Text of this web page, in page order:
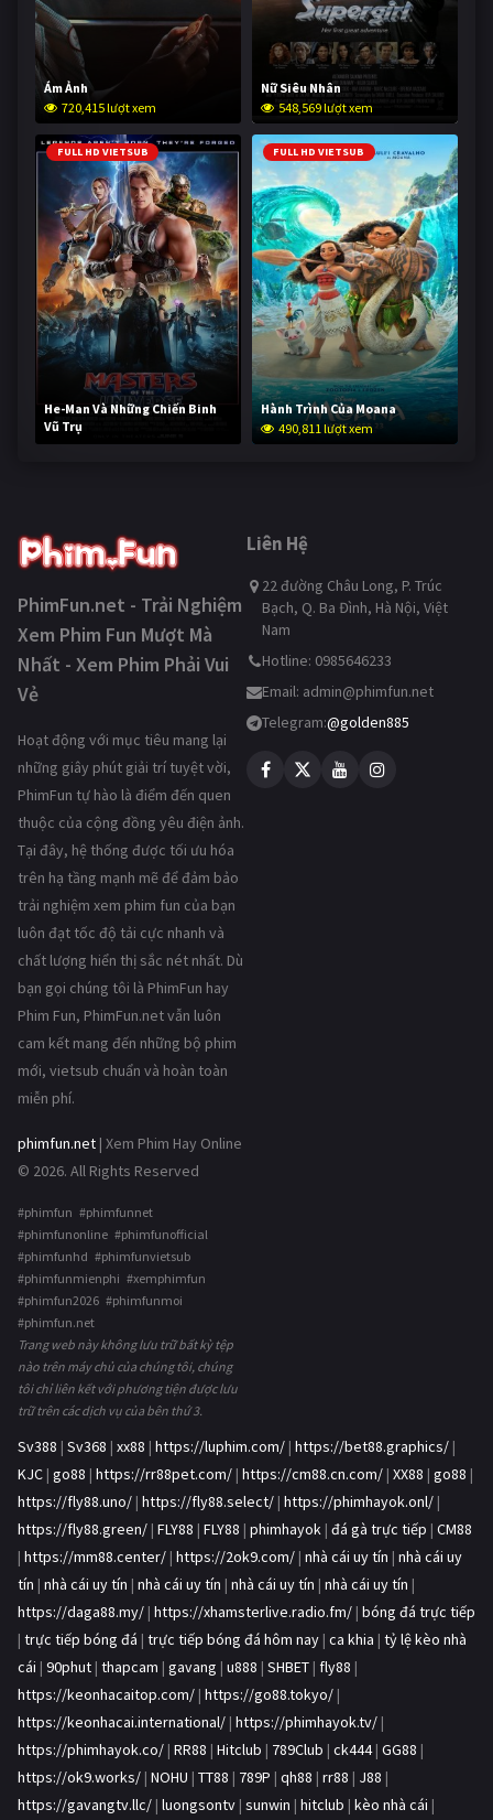
Ám Ảnh
720,415 lượt xem
Nữ Siêu Nhân
548,569 lượt xem
FULL HD VIETSUB
He-Man Và Những Chiến Binh
Vũ Trụ
239,552 lượt xem
FULL HD VIETSUB
Hành Trình Của Moana
490,811 lượt xem
PhimFun.net - Trải Nghiệm
Xem Phim Fun Mượt Mà
Nhất - Xem Phim Phải Vui
Vẻ
Hoạt động với mục tiêu mang lại
những giây phút giải trí tuyệt vời,
PhimFun tự hào là điểm đến quen
thuộc của cộng đồng yêu điện ảnh.
Tại đây, hệ thống được tối ưu hóa
trên hạ tầng mạnh mẽ để đảm bảo
trải nghiệm xem phim fun của bạn
luôn đạt tốc độ tải cực nhanh và
chất lượng hiển thị sắc nét nhất. Dù
bạn gọi chúng tôi là PhimFun hay
Phim Fun, PhimFun.net vẫn luôn
cam kết mang đến những bộ phim
mới, vietsub chuẩn và hoàn toàn
miễn phí.
phimfun.net | Xem Phim Hay Online
© 2026. All Rights Reserved
#phimfun #phimfunnet
#phimfunonline #phimfunofficial
#phimfunhd #phimfunvietsub
#phimfunmienphi #xemphimfun
#phimfun2026 #phimfunmoi
#phimfun.net
Trang web này không lưu trữ bất kỳ tệp
nào trên máy chủ của chúng tôi, chúng
tôi chỉ liên kết với phương tiện được lưu
trữ trên các dịch vụ của bên thứ 3.
Liên Hệ
22 đường Châu Long, P. Trúc
Bạch, Q. Ba Đình, Hà Nội, Việt
Nam
Hotline: 0985646233
Email: admin@phimfun.net
Telegram:@golden885
Sv388 | Sv368 | xx88 | https://luphim.com/ | https://bet88.graphics/ |
KJC | go88 | https://rr88pet.com/ | https://cm88.cn.com/ | XX88 | go88 |
https://fly88.uno/ | https://fly88.select/ | https://phimhayok.onl/ |
https://fly88.green/ | FLY88 | FLY88 | phimhayok | đá gà trực tiếp | CM88
| https://mm88.center/ | https://2ok9.com/ | nhà cái uy tín | nhà cái uy
tín | nhà cái uy tín | nhà cái uy tín | nhà cái uy tín | nhà cái uy tín |
https://daga88.my/ | https://xhamsterlive.radio.fm/ | bóng đá trực tiếp
| trực tiếp bóng đá | trực tiếp bóng đá hôm nay | ca khia | tỷ lệ kèo nhà
cái | 90phut | thapcam | gavang | u888 | SHBET | fly88 |
https://keonhacaitop.com/ | https://go88.tokyo/ |
https://keonhacai.international/ | https://phimhayok.tv/ |
https://phimhayok.co/ | RR88 | Hitclub | 789Club | ck444| GG88 |
https://ok9.works/ | NOHU | TT88 | 789P | qh88 | rr88 | J88 |
https://gavangtv.llc/ | luongsontv | sunwin | hitclub | kèo nhà cái |